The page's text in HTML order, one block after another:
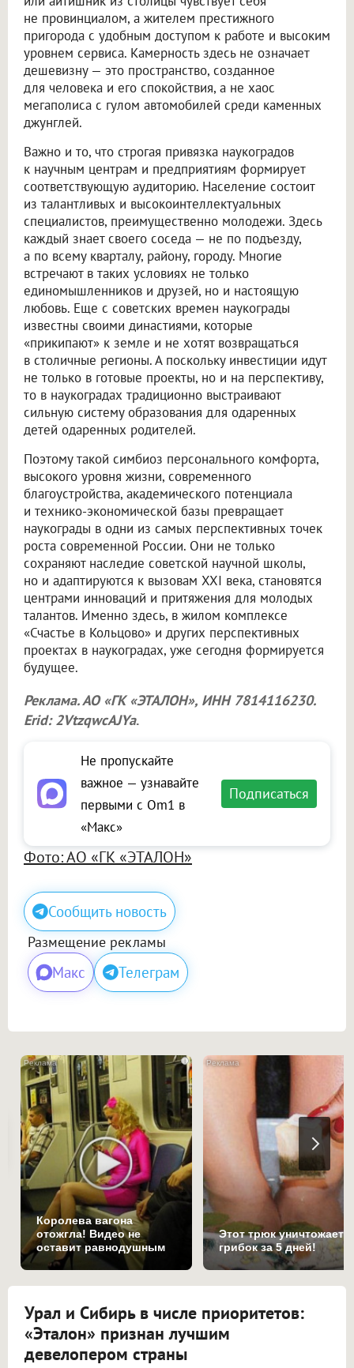
не провинциалом, а жителем престижного
пригорода с удобным доступом к работе и высоким
уровнем сервиса. Камерность здесь не означает
дешевизну — это пространство, созданное
для человека и его спокойствия, а не хаос
мегаполиса с гулом автомобилей среди каменных
джунглей.
Важно и то, что строгая привязка наукоградов
к научным центрам и предприятиям формирует
соответствующую аудиторию. Население состоит
из талантливых и высокоинтеллектуальных
специалистов, преимущественно молодежи. Здесь
каждый знает своего соседа — не по подъезду,
а по всему кварталу, району, городу. Многие
встречают в таких условиях не только
единомышленников и друзей, но и настоящую
любовь. Еще с советских времен наукограды
известны своими династиями, которые
«прикипают» к земле и не хотят возвращаться
в столичные регионы. А поскольку инвестиции идут
не только в готовые проекты, но и на перспективу,
то в наукоградах традиционно выстраивают
сильную систему образования для одаренных
детей одаренных родителей.
Поэтому такой симбиоз персонального комфорта,
высокого уровня жизни, современного
благоустройства, академического потенциала
и технико-экономической базы превращает
наукограды в одни из самых перспективных точек
роста современной России. Они не только
сохраняют наследие советской научной школы,
но и адаптируются к вызовам XXI века, становятся
центрами инноваций и притяжения для молодых
талантов. Именно здесь, в жилом комплексе
«Счастье в Кольцово» и других перспективных
проектах в наукоградах, уже сегодня формируется
будущее.
Реклама. АО «ГК «ЭТАЛОН», ИНН 7814116230.
Erid: 2VtzqwcAJYa.
Не пропускайте
важное — узнавайте
первыми с Om1 в
«Макс»
Подписаться
Фото: АО «ГК «ЭТАЛОН»
Сообщить новость
Размещение рекламы
Макс Телеграм
i
Королева вагона
отожгла! Видео не
оставит равнодушным
Этот трюк уничтожает
грибок за 5 дней!
Урал и Сибирь в числе приоритетов:
«Эталон» признан лучшим
девелопером страны